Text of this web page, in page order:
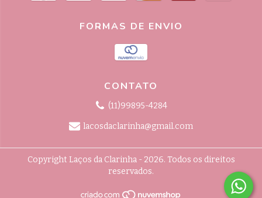
FORMAS DE ENVIO
CONTATO
(11)99895-4284
lacosdaclarinha@gmail.com
Copyright Laços da Clarinha - 2026. Todos os direitos
reservados.